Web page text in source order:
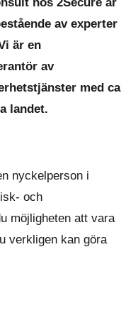
av experter
är en
av
med ca
landet.
nyckelperson i
och
möjligheten att vara
verkligen kan göra